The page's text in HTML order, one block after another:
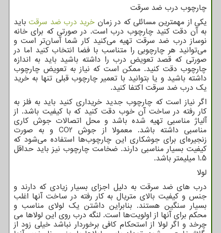
چارچوب درب ضد سرقت
یکی از مهمترین مسائلی که در زمان خرید درب ضد سرقتباید
به آن دقت کنید چارچوب درب است. در صورتی که برای خانه
نوساز درب ضد سرقت تهیه می‌کنید کار شما آسان‌تر است و
می‌توانید هر چارچوبی را متناسب با فضا انتخاب کنید اما در
صورتی که قصد تعویض درب را داشته باشید باید به اندازه
چارچوب دقت کنید. ممکن است که نیاز به تعویض چارچوب
داشته باشید و یا بتوانید با تعمیر چارچوب قبلی تنها به خرید
یک درب ضد سرقت اکتفا کنید.
اگر نیاز است که چارچوب جدید خریداری کنید باید به فلز به
کار رفته در ساخت آن خوب دقت کنید که با کیفیت باشد. از
آلیاژ مناسبی تهیه شده باشد و محل اتصالات جوش کاری
مناسبی داشته باشد. معمولا از جوش CO2و به صورت
زنجیره‌ای برای جوشکاری این چارچوب‌ها استفاده می‌شود که
کیفیت بسیار مناسبی دارند. ضخامت چارچوب نیز باید حداقل
1.5 میلیمتر باشد.
لولا
درب های ضد سرقت به دلیل اجزای بسیار زیادی که دارند و
جنس و کیفیت بالای متریال به کار رفته در ساخت آنها اغلب
بسیار سنگین هستند. بنابراین داشتن یک لولای مناسب و
محکم برای آنها از اولویت‌ها است. لنگه درب روی این لولاها می
چرخد و اگر لولا از استحکام کافی برخوردار نباشد خیلی زود از